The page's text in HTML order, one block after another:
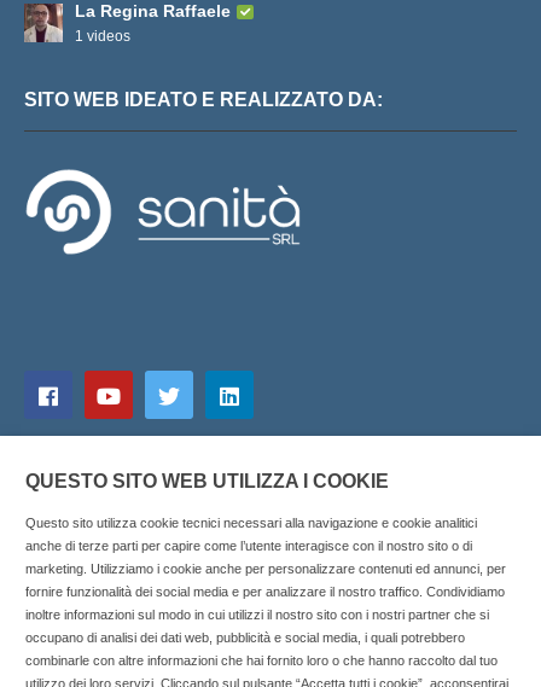
La Regina Raffaele
1 videos
SITO WEB IDEATO E REALIZZATO DA:
Copyright © 2025 SOCIALFARMA - La piattaforma web per i
professionisti della farmacia. Tutti i diritti riservati.
QUESTO SITO WEB UTILIZZA I COOKIE
Questo sito utilizza cookie tecnici necessari alla navigazione e cookie analitici
anche di terze parti per capire come l’utente interagisce con il nostro sito o di
marketing. Utilizziamo i cookie anche per personalizzare contenuti ed annunci, per
fornire funzionalità dei social media e per analizzare il nostro traffico. Condividiamo
inoltre informazioni sul modo in cui utilizzi il nostro sito con i nostri partner che si
occupano di analisi dei dati web, pubblicità e social media, i quali potrebbero
combinarle con altre informazioni che hai fornito loro o che hanno raccolto dal tuo
utilizzo dei loro servizi. Cliccando sul pulsante “Accetta tutti i cookie”, acconsentirai